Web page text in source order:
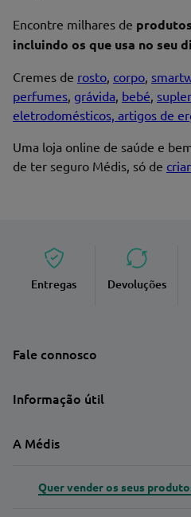
Encontre milhares de
incluindo os que usa no seu
Cremes de rosto, corpo,
perfumes, grávida, bebé,
eletrodomésticos, artigos de
Uma loja online de saúde e
de ter seguro Médis, só de
Entregas Devoluções
Fale connosco
Informação útil
A Médis
Quer vender os seus